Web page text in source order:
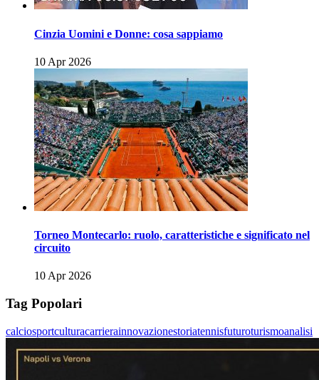
Cinzia Uomini e Donne: cosa sappiamo
10 Apr 2026
Torneo Montecarlo: ruolo, caratteristiche e significato nel
circuito
10 Apr 2026
Tag Popolari
calciosportculturacarrierainnovazionestoriatennisfuturoturismoanalisi